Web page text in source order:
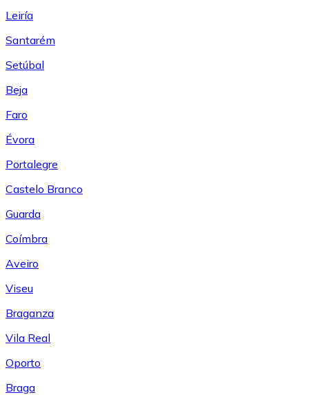
Leiría
Santarém
Setúbal
Beja
Faro
Évora
Portalegre
Castelo Branco
Guarda
Coímbra
Aveiro
Viseu
Braganza
Vila Real
Oporto
Braga